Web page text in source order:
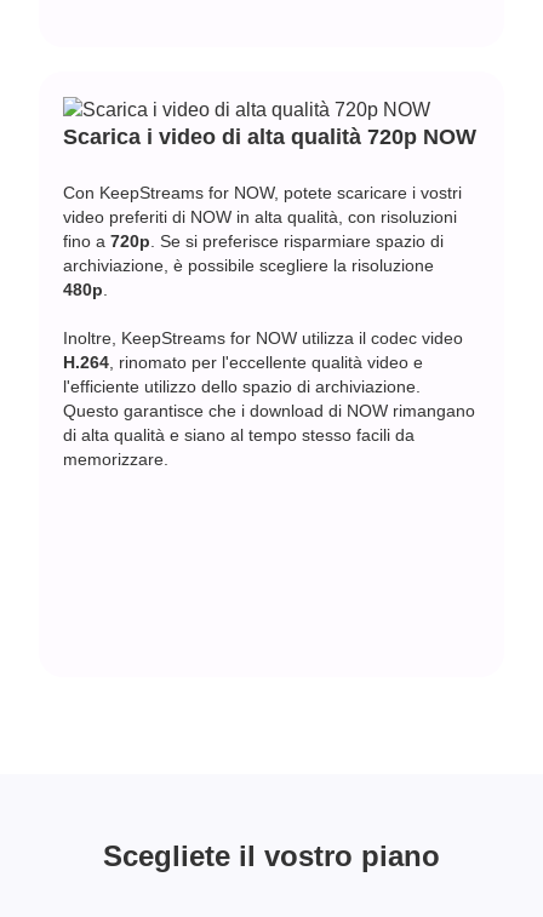
Scarica i video di alta qualità 720p NOW
Con KeepStreams for NOW, potete scaricare i vostri
video preferiti di NOW in alta qualità, con risoluzioni
fino a720p . Se si preferisce risparmiare spazio di
archiviazione, è possibile scegliere la risoluzione
480p
Inoltre, KeepStreams for NOW utilizza il codec video
H.264 , rinomato per l'eccellente qualità video e
l'efficiente utilizzo dello spazio di archiviazione.
Questo garantisce che i download di NOW rimangano
di alta qualità e siano al tempo stesso facili da
memorizzare.
Scegliete il vostro piano